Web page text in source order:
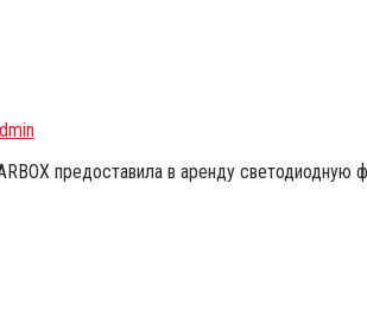
предоставила в аренду